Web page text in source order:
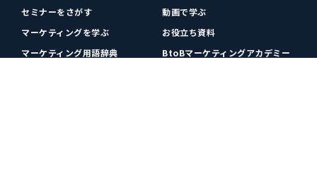
セミナーをさがす
動画で学ぶ
マーケティングを学ぶ
お役立ち資料
マーケティング用語辞典
BtoBマーケティングアカデミー